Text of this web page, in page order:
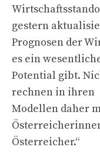
gestern
Prognosen der
es ein
Potential gibt.
rechnen in ihren
Modellen daher
Österreicher.“